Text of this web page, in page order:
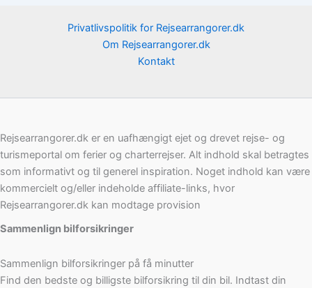
Privatlivspolitik for Rejsearrangorer.dk
Om Rejsearrangorer.dk
Kontakt
Rejsearrangorer.dk er en uafhængigt ejet og drevet rejse- og
turismeportal om ferier og charterrejser. Alt indhold skal betragtes
som informativt og til generel inspiration. Noget indhold kan være
kommercielt og/eller indeholde affiliate-links, hvor
Rejsearrangorer.dk kan modtage provision
Sammenlign bilforsikringer
Sammenlign bilforsikringer på få minutter
Find den bedste og billigste bilforsikring til din bil. Indtast din